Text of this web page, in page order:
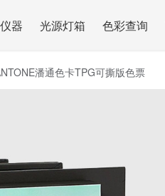
器 光源灯箱 色彩查询
潘通色卡TPG可撕版色票